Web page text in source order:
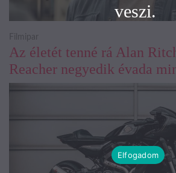
Az életét tenné rá Alan
Reacher negyedik évada
Filmipar
veszi.
Elfogadom